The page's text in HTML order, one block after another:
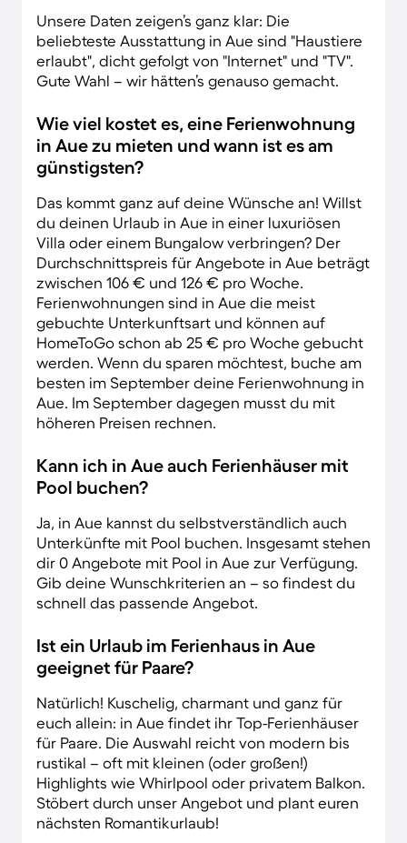
Unsere Daten zeigen’s ganz klar: Die
beliebteste Ausstattung in Aue sind "Haustiere
erlaubt", dicht gefolgt von "Internet" und "TV".
Gute Wahl – wir hätten’s genauso gemacht.
Wie viel kostet es, eine Ferienwohnung
in Aue zu mieten und wann ist es am
günstigsten?
Das kommt ganz auf deine Wünsche an! Willst
du deinen Urlaub in Aue in einer luxuriösen
Villa oder einem Bungalow verbringen? Der
Durchschnittspreis für Angebote in Aue beträgt
zwischen 106 € und 126 € pro Woche.
Ferienwohnungen sind in Aue die meist
gebuchte Unterkunftsart und können auf
HomeToGo schon ab 25 € pro Woche gebucht
werden. Wenn du sparen möchtest, buche am
besten im September deine Ferienwohnung in
Aue. Im September dagegen musst du mit
höheren Preisen rechnen.
Kann ich in Aue auch Ferienhäuser mit
Pool buchen?
Ja, in Aue kannst du selbstverständlich auch
Unterkünfte mit Pool buchen. Insgesamt stehen
dir 0 Angebote mit Pool in Aue zur Verfügung.
Gib deine Wunschkriterien an – so findest du
schnell das passende Angebot.
Ist ein Urlaub im Ferienhaus in Aue
geeignet für Paare?
Natürlich! Kuschelig, charmant und ganz für
euch allein: in Aue findet ihr Top-Ferienhäuser
für Paare. Die Auswahl reicht von modern bis
rustikal – oft mit kleinen (oder großen!)
Highlights wie Whirlpool oder privatem Balkon.
Stöbert durch unser Angebot und plant euren
nächsten Romantikurlaub!